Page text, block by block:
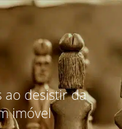
ao desistir da
imóvel